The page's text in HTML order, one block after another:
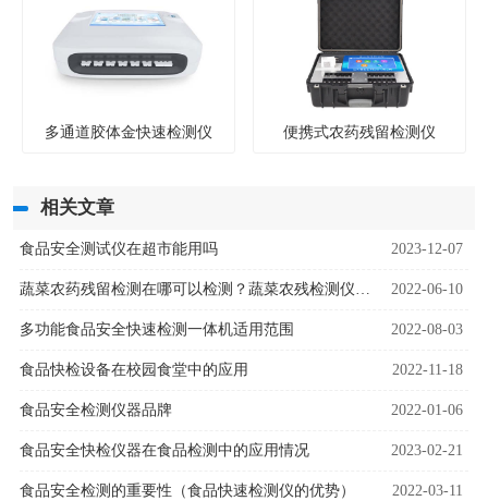
多通道胶体金快速检测仪 便携式农药残留检测仪
相关文章
食品安全测试仪在超市能用吗 2023-12-07
蔬菜农药残留检测在哪可以检测？蔬菜农残检测仪快速检测 2022-06-10
多功能食品安全快速检测一体机适用范围 2022-08-03
食品快检设备在校园食堂中的应用 2022-11-18
食品安全检测仪器品牌 2022-01-06
食品安全快检仪器在食品检测中的应用情况 2023-02-21
食品安全检测的重要性（食品快速检测仪的优势） 2022-03-11